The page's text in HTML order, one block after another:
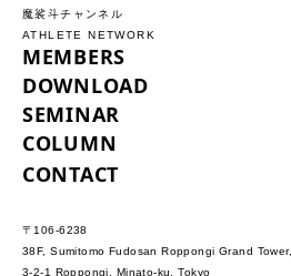
魔裟斗チャンネル
ATHLETE NETWORK
MEMBERS
DOWNLOAD
SEMINAR
COLUMN
CONTACT
〒106-6238
38F, Sumitomo Fudosan Roppongi Grand Tower,
3-2-1 Roppongi, Minato-ku, Tokyo